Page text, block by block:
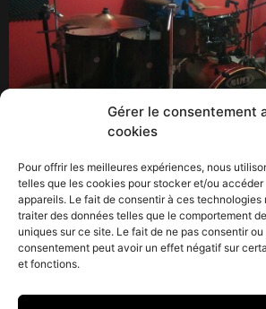
Gérer le consentement
cookies
Pour offrir les meilleures expériences, nous
telles que les cookies pour stocker et/ou
appareils. Le fait de consentir à ces technologies
traiter des données telles que le comportement
uniques sur ce site. Le fait de ne pas consentir ou
consentement peut avoir un effet négatif sur
et fonctions.
Le mois de septembre est complet
Recordings, de nombreux artistes
production : Yulia Brown (chanteuse
Womenizer (rock, enregistrement d’
Drink Me (folk), Dance To The End
Lea Cherone, Tony JNS, Puppies…
et 2Baz sont entre autre